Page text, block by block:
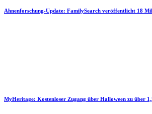
Ahnenforschung-Update: FamilySearch veröffentlicht 18
MyHeritage: Kostenloser Zugang über Halloween zu über